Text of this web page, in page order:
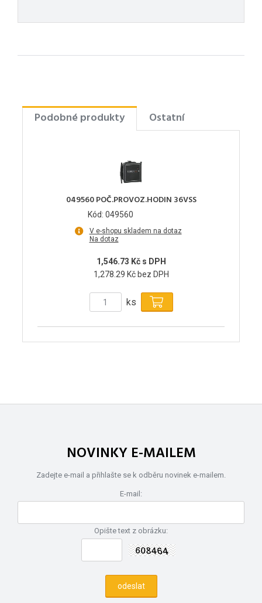
Podobné produkty Ostatní
049560 POČ.PROVOZ.HODIN 36VSS
Kód: 049560
V e-shopu skladem na dotaz
Na dotaz
1,546.73 Kč s DPH
1,278.29 Kč bez DPH
ks
NOVINKY E-MAILEM
Zadejte e-mail a přihlašte se k odběru novinek e-mailem.
E-mail:
Opište text z obrázku: